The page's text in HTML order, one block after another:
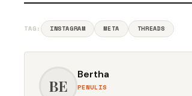
TAG: INSTAGRAM META THREADS
BE
Bertha
PENULIS